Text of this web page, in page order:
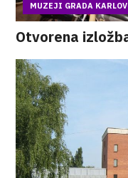
MUZEJI GRADA
Otvorena